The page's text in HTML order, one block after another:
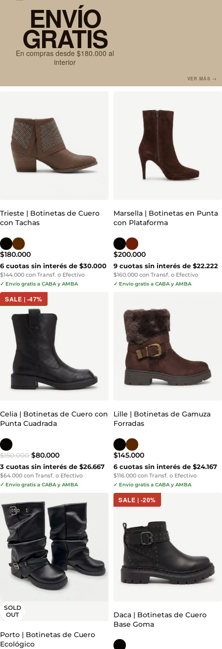
ENVÍO
GRATIS
En compras desde $180.000 al
interior
VER MÁS →
Trieste | Botinetas de Cuero
con Tachas
$180.000
6 cuotas sin interés de $30.000
$144.000 con Transf. o Efectivo
✓ Envío gratis a CABA y AMBA
Marsella | Botinetas en Punta
con Plataforma
$200.000
9 cuotas sin interés de $22.222
$160.000 con Transf. o Efectivo
✓ Envío gratis a CABA y AMBA
SALE | -47%
Celia | Botinetas de Cuero con
Punta Cuadrada
$150.000 $80.000
3 cuotas sin interés de $26.667
$64.000 con Transf. o Efectivo
✓ Envío gratis a CABA y AMBA
Lille | Botinetas de Gamuza
Forradas
$145.000
6 cuotas sin interés de $24.167
$116.000 con Transf. o Efectivo
✓ Envío gratis a CABA y AMBA
SOLD
OUT
Porto | Botinetas de Cuero
Ecológico
SALE | -20%
Daca | Botinetas de Cuero
Base Goma